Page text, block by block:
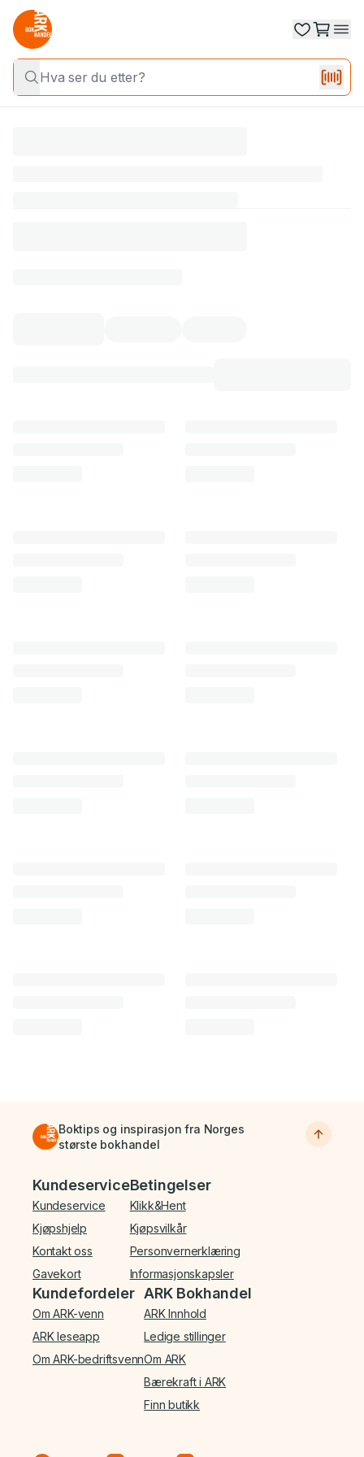
Boktips og inspirasjon fra Norges
største bokhandel
Bunnmeny
Kundeservice
Kundeservice
Kjøpshjelp
Kontakt oss
Gavekort
Betingelser
Klikk&Hent
Kjøpsvilkår
Personvernerklæring
Informasjonskapsler
Kundefordeler
Om ARK-venn
ARK leseapp
Om ARK-bedriftsvenn
ARK Bokhandel
ARK Innhold
Ledige stillinger
Om ARK
Bærekraft i ARK
Finn butikk